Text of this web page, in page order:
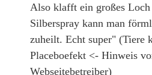
Also klafft ein großes
Silberspray kann man
zuheilt. Echt super" (Tiere
Placeboefekt <- Hinweis
Webseitebetreiber)